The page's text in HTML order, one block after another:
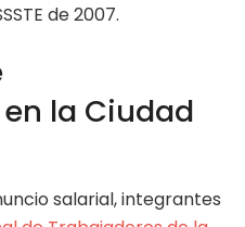
de 2007.
la Ciudad
salarial, integrantes